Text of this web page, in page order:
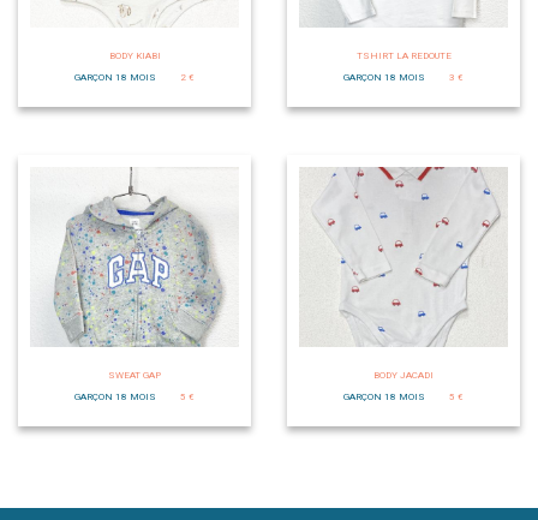
BODY KIABI
GARÇON 18 MOIS
2 €
TSHIRT LA REDOUTE
GARÇON 18 MOIS
3 €
SWEAT GAP
GARÇON 18 MOIS
5 €
BODY JACADI
GARÇON 18 MOIS
5 €